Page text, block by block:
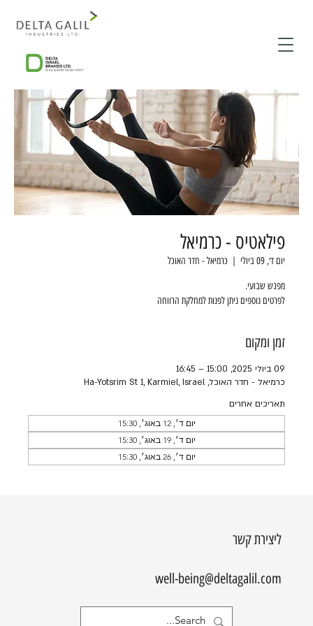
פילאטיס - כרמיאל
יום ד׳, 09 ביולי
  |
כרמיאל - חדר האוכל
לפרטים נוספים ניתן לפנות למחלקת הרווחה
זמן ומקום
09 ביולי 2025, 15:00 – 16:45
כרמיאל - חדר האוכל, Ha-Yotsrim St 1, Karmiel, Israel
תאריכים אחרים
יום ד׳, 12 באוג׳, 15:30
יום ד׳, 19 באוג׳, 15:30
יום ד׳, 26 באוג׳, 15:30
ליצירת קשר
well-being@deltagalil.com